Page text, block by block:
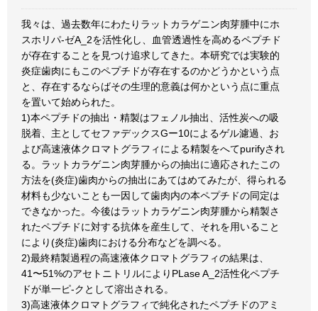
我々は、過去数年にわたりラットカラゲニン肉芽腫中にホ
スホリパ-ゼA_2を活性化し、血管透過性を高めるペプチド
が存在することを見つけ追求してきた。本研究では実験的
炎症歯肉にもこのペプチドが存在するのかどうかという点
と、存在するならばその生理的意義は何かという点に重点
を置いて始められた。
1)本ペプチドの抽出・精製はフェノル抽出、活性炭への吸
脱着、主としてセファデックスGー10によるゲル濾過、お
よび高速液体クロマトグラフィによる精製をへてpurifyされ
る。ラットカラゲニン肉芽腫からの抽出に適応されたこの
方法を(炎症)歯肉からの抽出にあてはめてみたが、得られる
材料も少ないことも一因して歯肉内の本ペプチドの同定は
できなかった。今後はラットカラゲニン肉芽腫から精製さ
れたペプチドに対する抗体を産生して、それを用いること
により(炎症)歯肉における分布などを調べる。
2)最終精製過程の高速液体クロマトグラフィの結果は、
41〜51%のアセトニトリルによりPLase A_2活性化ペプチ
ドが単一ピ-クとして溶出される。
3)高速液体クロマトグラフィで純化されたペプチドのアミ